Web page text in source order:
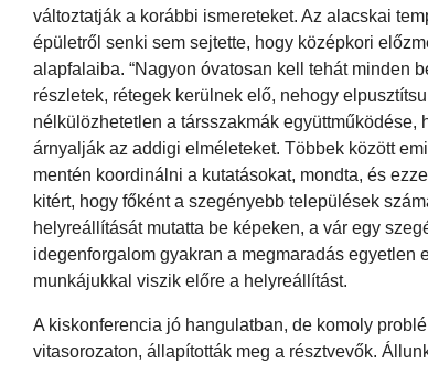
változtatják a korábbi ismereteket. Az alacskai
épületről senki sem sejtette, hogy középkori
alapfalaiba. “Nagyon óvatosan kell tehát minden
részletek, rétegek kerülnek elő, nehogy
nélkülözhetetlen a társszakmák
árnyalják az addigi elméleteket. Többek között
mentén koordinálni a kutatásokat, mondta, és
kitért, hogy főként a szegényebb települések
helyreállítását mutatta be képeken, a vár egy
idegenforgalom gyakran a megmaradás
munkájukkal viszik előre a helyreállítást.
A kiskonferencia jó hangulatban, de komoly
vitasorozaton, állapították meg a résztvevők.